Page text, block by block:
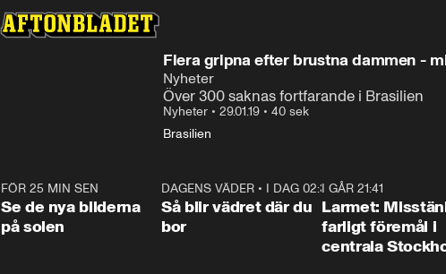
Flera gripna efter brustna dammen -
Nyheter
Över 300 saknas fortfarande i Brasilien
Nyheter • 29.01.19 • 40 sek
Brasilien
FÖR 25 MIN SEN
Se de nya bilderna
på solen
1:06
DAGENS VÄDER • I DAG 02:30
Så blir vädret där du
bor
I GÅR 21:41
Larmet:
farligt föremål i
centrala